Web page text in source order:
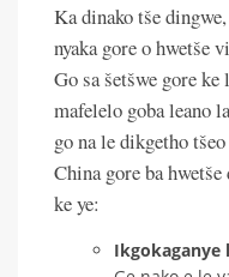
Ka dinako tše
nyaka gore o hwetše
Go sa šetšwe gore
mafelelo goba leano
go na le dikgetho
China gore ba
ke ye:
Ikgokaganye